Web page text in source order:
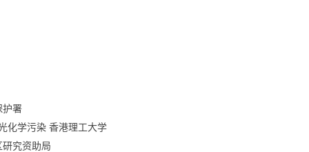
护署
化学污染 香港理工大学
究资助局